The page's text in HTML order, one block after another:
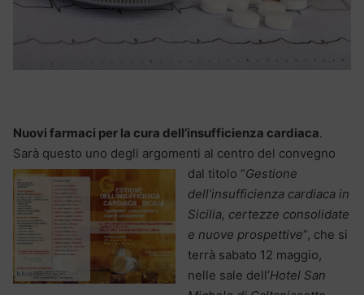
Nuovi farmaci per la cura dell’insufficienza cardiaca.
Sarà questo uno degli argomenti al centro del convegno
dal titolo “Gestione
dell’insufficienza cardiaca in
Sicilia, certezze consolidate
e nuove prospettive”, che si
terrà sabato 12 maggio,
nelle sale dell’Hotel San